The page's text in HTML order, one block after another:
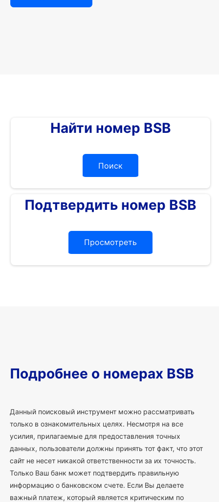
Найти номер BSB
Поиск
Подтвердить номер BSB
Просмотреть
Подробнее о номерах BSB
Данный поисковый инструмент можно рассматривать
только в ознакомительных целях. Несмотря на все
усилия, прилагаемые для предоставления точных
данных, пользователи должны принять тот факт, что этот
сайт не несет никакой ответственности за их точность.
Только Ваш банк может подтвердить правильную
информацию о банковском счете. Если Вы делаете
важный платеж, который является критическим по